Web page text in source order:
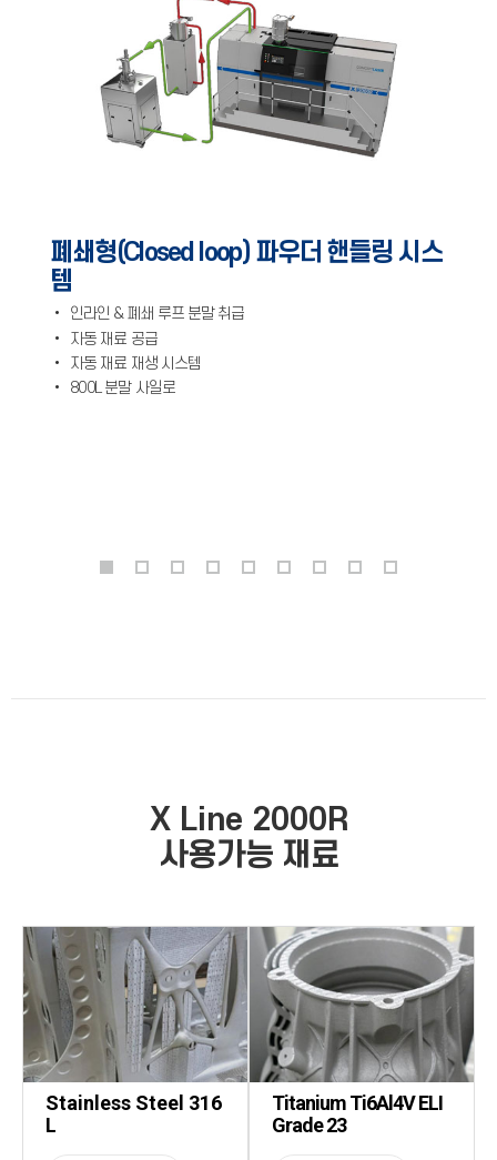
폐쇄형(Closed loop) 파우더 핸들링 시스
템
• 인라인 & 폐쇄 루프 분말 취급
• 자동 재료 공급
• 자동 재료 재생 시스템
• 800L 분말 사일로
X Line 2000R
사용가능 재료
Stainless Steel 316
L
Titanium Ti6Al4V ELI
Grade 23